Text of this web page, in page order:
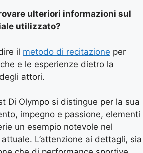
ulteriori informazioni sul
utilizzato?
il metodo di recitazione per
e le esperienze dietro la
attori.
Di Olympo si distingue per la sua
impegno e passione, elementi
un esempio notevole nel
L’attenzione ai dettagli, sia